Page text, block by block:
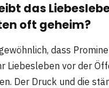
das
oft geheim?
dass
Liebesleben vor der
Der Druck und die